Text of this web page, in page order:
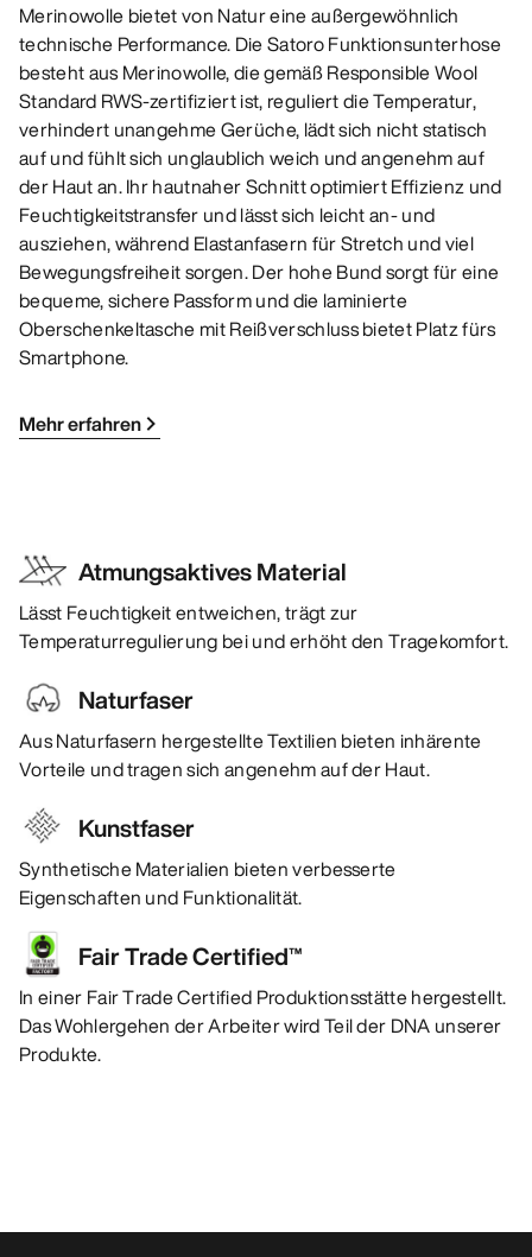
Merinowolle bietet von Natur eine außergewöhnlich
technische Performance. Die Satoro Funktionsunterhose
besteht aus Merinowolle, die gemäß Responsible Wool
Standard RWS-zertifiziert ist, reguliert die Temperatur,
verhindert unangehme Gerüche, lädt sich nicht statisch
auf und fühlt sich unglaublich weich und angenehm auf
der Haut an. Ihr hautnaher Schnitt optimiert Effizienz und
Feuchtigkeitstransfer und lässt sich leicht an- und
ausziehen, während Elastanfasern für Stretch und viel
Bewegungsfreiheit sorgen. Der hohe Bund sorgt für eine
bequeme, sichere Passform und die laminierte
Oberschenkeltasche mit Reißverschluss bietet Platz fürs
Smartphone.
Mehr erfahren
Atmungsaktives Material
Lässt Feuchtigkeit entweichen, trägt zur
Temperaturregulierung bei und erhöht den Tragekomfort.
Naturfaser
Aus Naturfasern hergestellte Textilien bieten inhärente
Vorteile und tragen sich angenehm auf der Haut.
Kunstfaser
Synthetische Materialien bieten verbesserte
Eigenschaften und Funktionalität.
Fair Trade Certified™
In einer Fair Trade Certified Produktionsstätte hergestellt.
Das Wohlergehen der Arbeiter wird Teil der DNA unserer
Produkte.